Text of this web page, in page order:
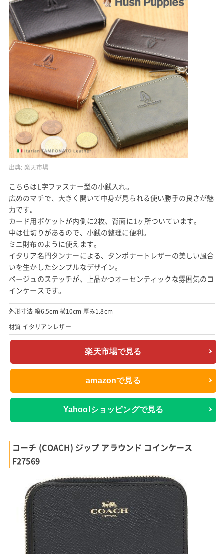
出典: 楽天市場
こちらはL字ファスナー型の小銭入れ。
広めのマチで、大きく開いて中身が見られる使い勝手の良さが魅
力です。
カード用ポケットが内側に2枚、背面に1ヶ所ついています。
中は仕切りがあるので、小銭の整理に便利。
ミニ財布のように使えます。
イタリア名門タンナーによる、タンポナートレザーの美しい風合
いを生かしたシンプルなデザイン。
ベージュのステッチが、上品かつオーセンティックな雰囲気のコ
インケースです。
外形寸法 縦6.5cm 横10cm 厚み1.8cm
材質 イタリアンレザー
楽天市場で見る
amazonで見る
Yahoo!ショッピングで見る
コーチ (COACH) ジップ アラウンド コインケース
F27569